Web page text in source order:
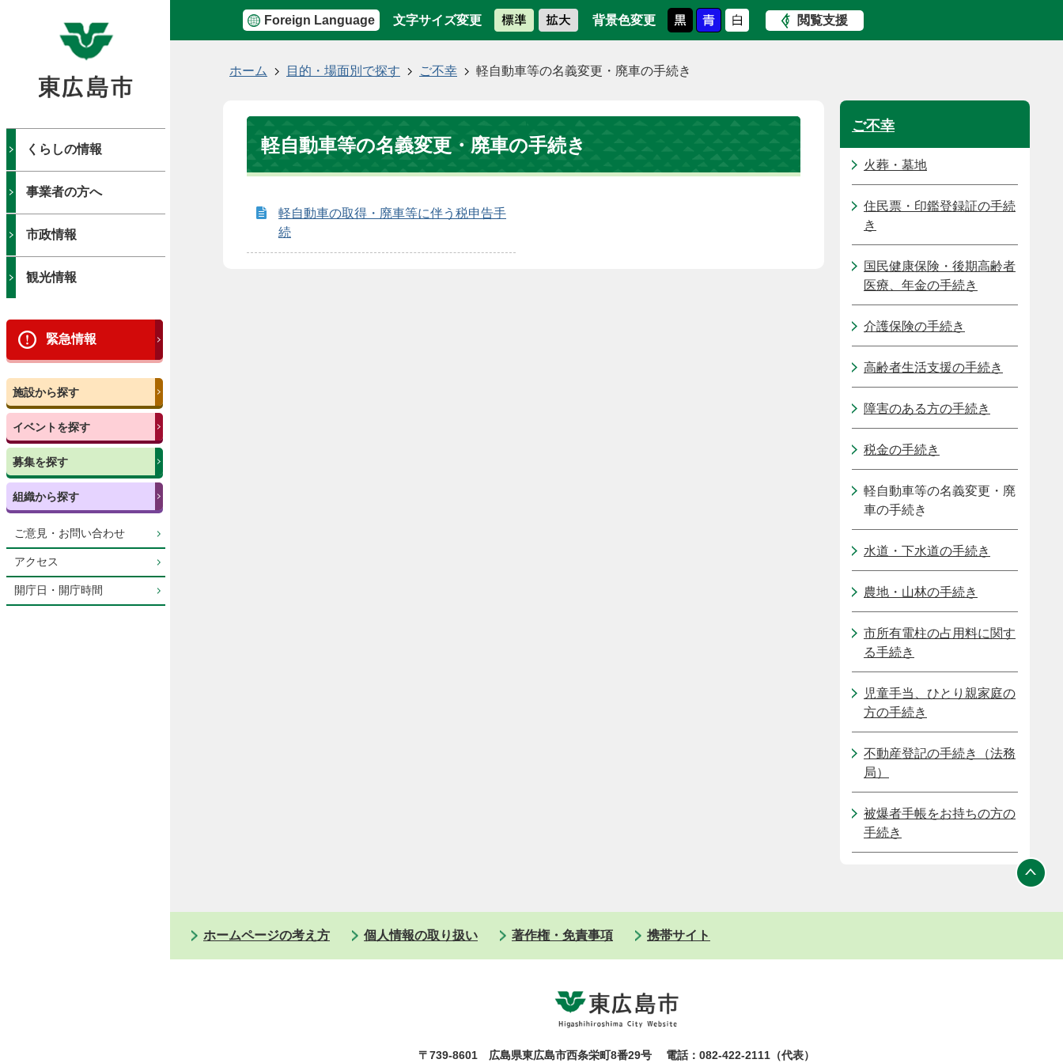
Foreign Language 文字サイズ変更 背景色変更 閲覧支援
くらしの情報
事業者の方へ
市政情報
観光情報
緊急情報
施設から探す
イベントを探す
募集を探す
組織から探す
ご意見・お問い合わせ
アクセス
開庁日・開庁時間
ホーム 目的・場面別で探す ご不幸 軽自動車等の名義変更・廃車の手続き
軽自動車等の名義変更・廃車の手続き
軽自動車の取得・廃車等に伴う税申告手
続
ご不幸
火葬・墓地
住民票・印鑑登録証の手続
き
国民健康保険・後期高齢者
医療、年金の手続き
介護保険の手続き
高齢者生活支援の手続き
障害のある方の手続き
税金の手続き
軽自動車等の名義変更・廃
車の手続き
水道・下水道の手続き
農地・山林の手続き
市所有電柱の占用料に関す
る手続き
児童手当、ひとり親家庭の
方の手続き
不動産登記の手続き（法務
局）
被爆者手帳をお持ちの方の
手続き
ホームページの考え方 個人情報の取り扱い 著作権・免責事項 携帯サイト
〒739-8601 広島県東広島市西条栄町8番29号 電話：082-422-2111（代表）